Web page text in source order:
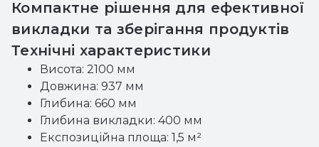
Компактне рішення для ефективної
викладки та зберігання продуктів
Технічні характеристики
Висота: 2100 мм
Довжина: 937 мм
Глибина: 660 мм
Глибина викладки: 400 мм
Експозиційна площа: 1,5 м²